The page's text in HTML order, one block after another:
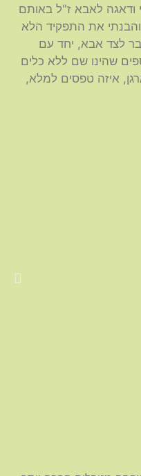
ודאגה לאבא ז"ל באותם
והבנתי את התפקיד הלא
לצד אבא, יחד עם
שהינו שם ללא כלים
איזה טפסים למלא,